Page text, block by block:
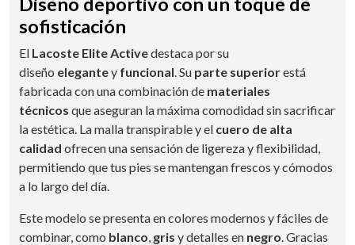
sofisticación
El Lacoste Elite Activedestaca por su
diseño elegantey funcional . Su parte superiorestá
fabricada con una combinación de materiales
técnicos que aseguran la máxima comodidad sin sacrificar
la estética. La malla transpirable y el cuero de alta
calidad ofrecen una sensación de ligereza y flexibilidad,
permitiendo que tus pies se mantengan frescos y cómodos
a lo largo del día.
Este modelo se presenta en colores modernos y fáciles de
combinar, como blanco gris y detalles en negro . Gracias